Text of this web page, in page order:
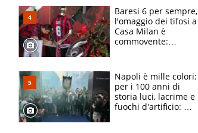
circondati
dall'affetto dei tifosi
Baresi 6 per sempre,
l'omaggio dei tifosi a
Casa Milan è
commovente:
bigliettini
Napoli è mille colori:
per i 100 anni di
storia luci, lacrime e
fuochi d'artificio: De